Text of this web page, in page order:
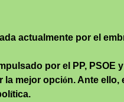
ada actualmente por el
por el PP, PSOE
la mejor opción. Ante ello,
ítica.